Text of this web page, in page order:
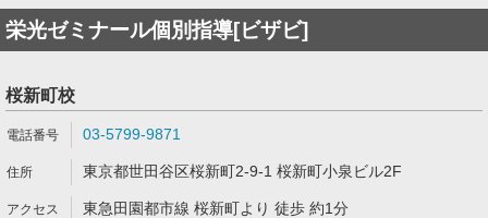
栄光ゼミナール個別指導[ビザビ]
桜新町校
03-5799-9871
東京都世田谷区桜新町2-9-1 桜新町小泉ビル2F
東急田園都市線 桜新町より 徒歩 約1分